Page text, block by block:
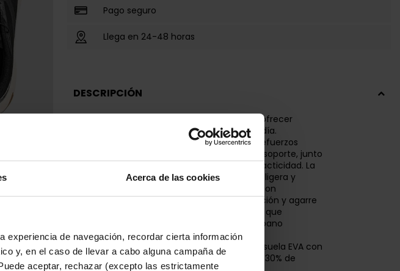
Acerca de las cookies
experiencia de navegación, recordar cierta información
y, en el caso de llevar a cabo alguna campaña de
aceptar, rechazar (excepto las estrictamente
Pago seguro
Llega en 24-48 horas
DESCRIPCIÓN
Zapatillas HOKA Transport 2 diseñadas para ofrecer
máximo confort y funcionalidad en el día a día.
Incorporan una parte superior técnica con refuerzos
estratégicos que mejoran la durabilidad y el soporte, junto
con sistema de ajuste rápido para mayor practicidad. La
mediasuela proporciona una amortiguación ligera y
estable, ideal para largas jornadas. La suela con
tecnología Vibram garantiza excelente tracción y agarre
en diferentes superficies. Un modelo versátil que
combina rendimiento, resistencia y estilo urbano
contemporáneo.
Composición: 100% poliéster reciclado, entresuela EVA con
30% de caña de azúcar y suela Vibram® con 30% de